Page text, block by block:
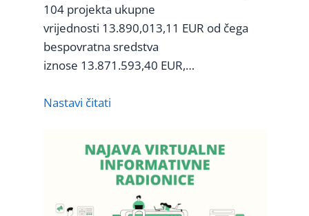
104 projekta ukupne
vrijednosti 13.890,013,11 EUR od čega
bespovratna sredstva
iznose 13.871.593,40 EUR,…
Nastavi čitati